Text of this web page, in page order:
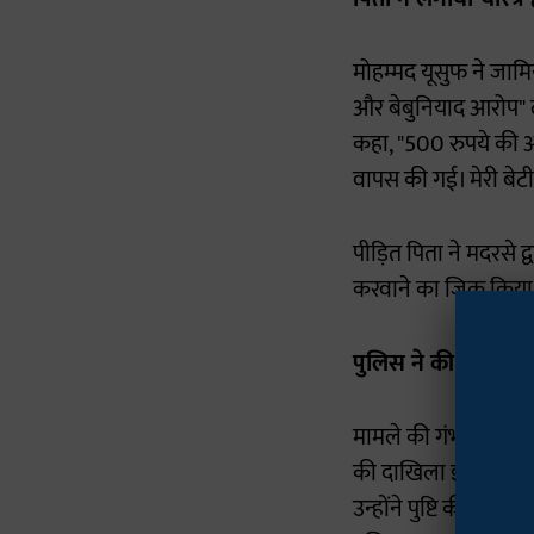
मोहम्मद यूसुफ ने
और बेबुनियाद आरोप"
कहा, "500 रुपये की
वापस की गई। मेरी
पीड़ित पिता ने मदरसे
करवाने का जिक्र
पुलिस ने की
मामले की गंभीरता
की दाखिला इंचार्ज
उन्होंने पुष्टि की,